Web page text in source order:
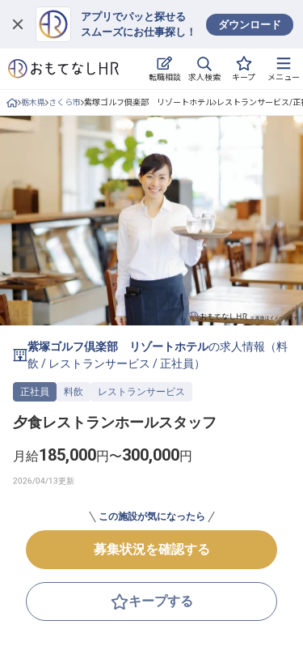
アプリでパッと探せる
スムーズにお仕事探し！
ダウンロード
転職相談 求人検索 キープ メニュー
ログイン
求人・施設を探す
キープした求人
就職・転職 合同説明会
おもてなしHRについて
ご利用の流れ
よくある質問
ホテル・宿泊業界情報コラム
無料 転職サポートに申し込む
採用をお考えの企業様へ
栃木県 さくら市 紫塚ゴルフ倶楽部 リゾートホテル レストランサービス/正
紫塚ゴルフ倶楽部 リゾートホテルの求人情報（料
飲 / レストランサービス /正社員 ）
正社員 料飲 レストランサービス
夕食レストランホールスタッフ
月給185,000円〜300,000円
この施設が気になったら
募集状況を確認する
キープする